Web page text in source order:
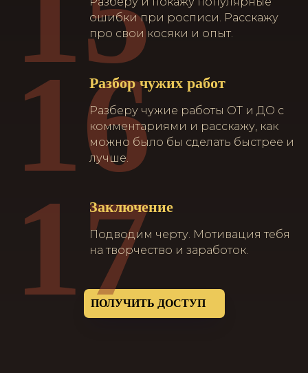
ошибки при росписи. Расскажу
про свои косяки и опыт.
Разбор чужих работ
Разберу чужие работы ОТ и ДО с
комментариями и расскажу, как
можно было бы сделать быстрее и
лучше.
16
Заключение
Подводим черту. Мотивация тебя
на творчество и заработок.
17
ПОЛУЧИТЬ ДОСТУП